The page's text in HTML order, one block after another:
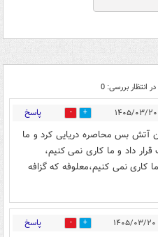
در انتظار بررسی: 0
0 پاسخ
آتش بس محاصره دریایی کرد و ما
داد و ما کاری نمی کنیم،
کاری نمی کنیم،معلوفه که گزافه
1 پاسخ